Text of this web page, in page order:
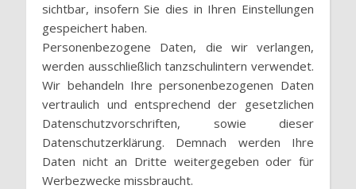
sichtbar, insofern Sie dies in Ihren Einstellungen
gespeichert haben.
Personenbezogene Daten, die wir verlangen,
werden ausschließlich tanzschulintern verwendet.
Wir behandeln Ihre personenbezogenen Daten
vertraulich und entsprechend der gesetzlichen
Datenschutzvorschriften, sowie dieser
Datenschutzerklärung. Demnach werden Ihre
Daten nicht an Dritte weitergegeben oder für
Werbezwecke missbraucht.